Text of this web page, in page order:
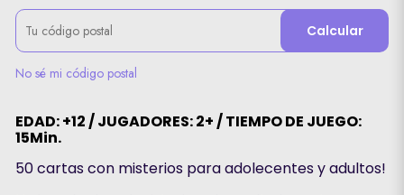
Calcular
No sé mi código postal
EDAD: +12 / JUGADORES: 2+ / TIEMPO DE JUEGO:
15Min.
50 cartas con misterios para adolecentes y adultos!